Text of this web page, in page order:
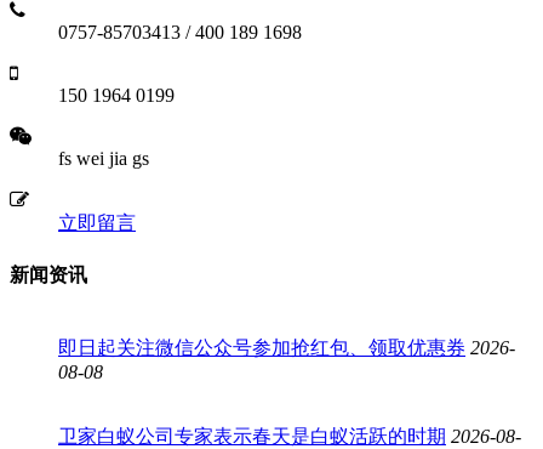
0757-85703413 / 400 189 1698
150 1964 0199
fs wei jia gs
立即留言
新闻资讯
即日起关注微信公众号参加抢红包、领取优惠券 2026-
08-08
卫家白蚁公司专家表示春天是白蚁活跃的时期 2026-08-